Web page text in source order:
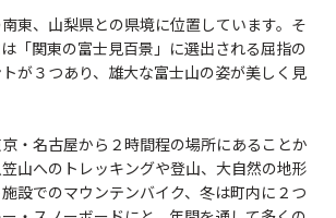
東、山梨県との県境に位置しています。そ
「関東の富士見百景」に選出される屈指の
が３つあり、雄大な富士山の姿が美しく見
・名古屋から２時間程の場所にあることか
山へのトレッキングや登山、大自然の地形
設でのマウンテンバイク、冬は町内に２つ